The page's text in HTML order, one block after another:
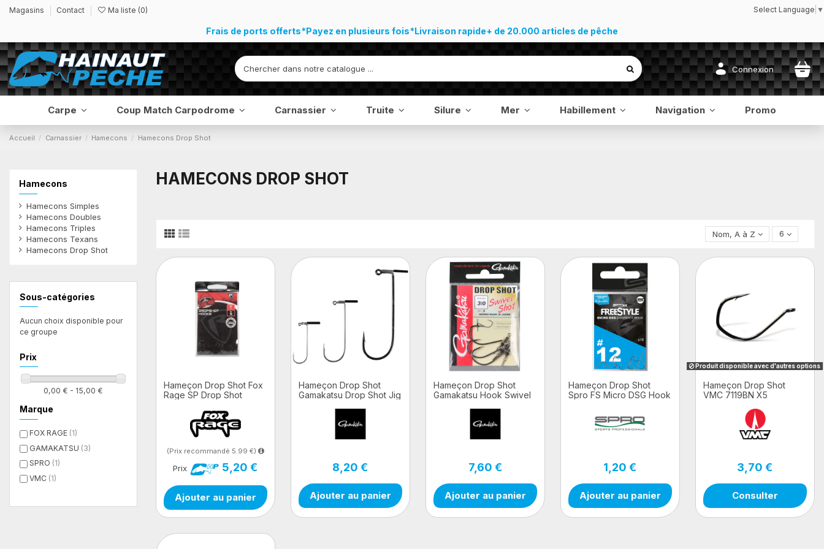
Magasins Contact Ma liste (0) Select Language ▼
Frais de ports offerts*Payez en plusieurs fois*Livraison rapide+ de 20.000 articles de pêche
Connexion
Carpe Coup Match Carpodrome Carnassier Truite Silure Mer Habillement Navigation Promo
Accueil Carnassier Hamecons Hamecons Drop Shot
HAMECONS DROP SHOT
Nom, A à Z 6
Hameçon Drop Shot Fox
Rage SP Drop Shot
(Prix recommandé 5.99 €)
Prix 5,20 €
Ajouter au panier
Hameçon Drop Shot
Gamakatsu Drop Shot Jig
8,20 €
Ajouter au panier
Hameçon Drop Shot
Gamakatsu Hook Swivel
7,60 €
Ajouter au panier
Hameçon Drop Shot
Spro FS Micro DSG Hook
1,20 €
Ajouter au panier
Produit disponible avec d'autres options
Hameçon Drop Shot
VMC 7119BN X5
3,70 €
Consulter
Hamecons
Hamecons Simples
Hamecons Doubles
Hamecons Triples
Hamecons Texans
Hamecons Drop Shot
Sous-catégories
Aucun choix disponible pour
ce groupe
Prix
0,00 € - 15,00 €
Marque
FOX RAGE (1)
GAMAKATSU (3)
SPRO (1)
VMC (1)